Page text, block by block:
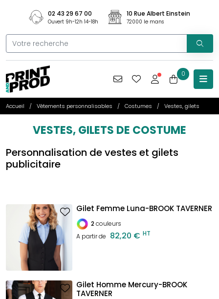
02 43 29 67 00
Ouvert 9h-12h 14-18h
10 Rue Albert Einstein
72000 le mans
0
Accueil Vêtements personnalisables Costumes Vestes, gilets
VESTES, GILETS DE COSTUME
Personnalisation de vestes et gilets
publicitaire
Gilet Femme Luna-BROOK TAVERNER
2couleurs
A partir de 82,20 € HT
Gilet Homme Mercury-BROOK
TAVERNER